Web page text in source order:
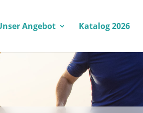
Angebot Katalog 2026